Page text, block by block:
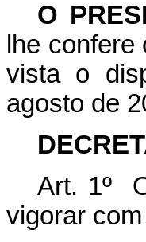
O
lhe
vista o
agosto de
Art. 1º
vigorar